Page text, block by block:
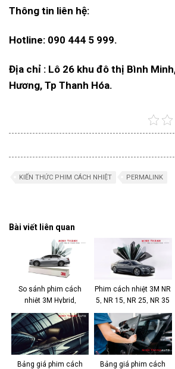
Thông tin liên hệ:
Hotline: 090 444 5 999.
Địa chỉ : Lô 26 khu đô thị Bình
Hương, Tp Thanh Hóa.
KIẾN THỨC PHIM CÁCH NHIỆT PERMALINK
Bài viết liên quan
So sánh phim cách
nhiệt 3M Hybrid,
Crystalline & Ceramic
IR
Phim cách nhiệt 3M NR
5, NR 15, NR 25, NR 35
công nghệ Nano
Bảng giá phim cách
Bảng giá phim cách